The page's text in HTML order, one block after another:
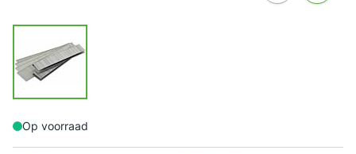
Op voorraad